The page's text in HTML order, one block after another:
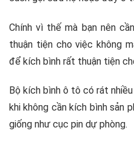
Chính vì thế mà bạn nên
thuận tiện cho việc không
để kích bình rất thuận tiện
Bộ kích bình ô tô có rát
khi không cần kích bình sản
giống như cục pin dự phòng.